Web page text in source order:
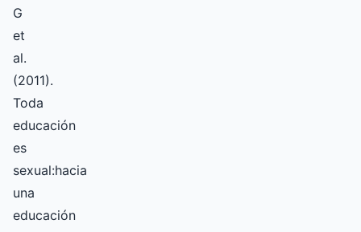
G
et
al.
(2011).
Toda
educación
es
sexual:hacia
una
educación